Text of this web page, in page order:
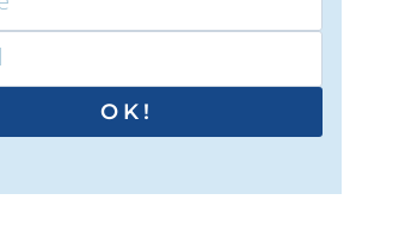
OK!